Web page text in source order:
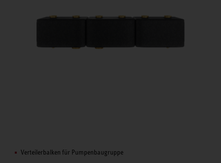
Verteilerbalken für Pumpenbaugruppe